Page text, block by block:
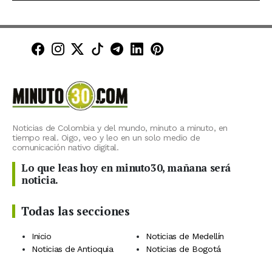
Minuto30 en Facebook
Minuto30 en Instagram
Minuto30 en X (Twitter)
Minuto30 en TikTok
Canal de Minuto30 en
Minuto30 en LinkedIn
Minuto30 en
Noticias de Colombia y del mundo, minuto a minuto, en
tiempo real. Oigo, veo y leo en un solo medio de
comunicación nativo digital.
Lo que leas hoy en minuto30, mañana será
noticia.
Todas las secciones
Inicio
Noticias de Medellín
Noticias de Antioquia
Noticias de Bogotá